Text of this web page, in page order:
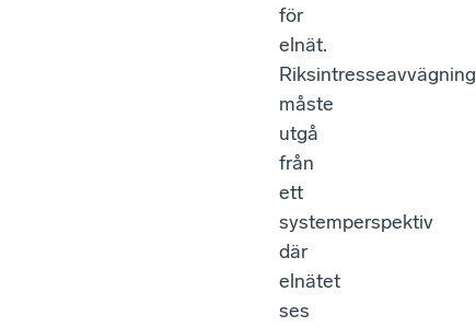
för
elnät.
Riksintresseavvägning
måste
utgå
från
ett
systemperspektiv
där
elnätet
ses